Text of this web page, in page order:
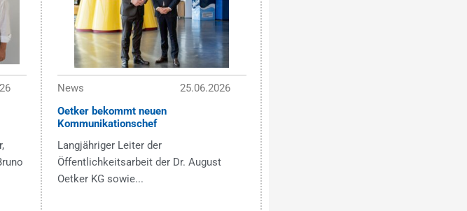
News
25.06.2026
Oetker bekommt neuen
Kommunikationschef
Langjähriger Leiter der
Öffentlichkeitsarbeit der Dr. August
Oetker KG sowie...